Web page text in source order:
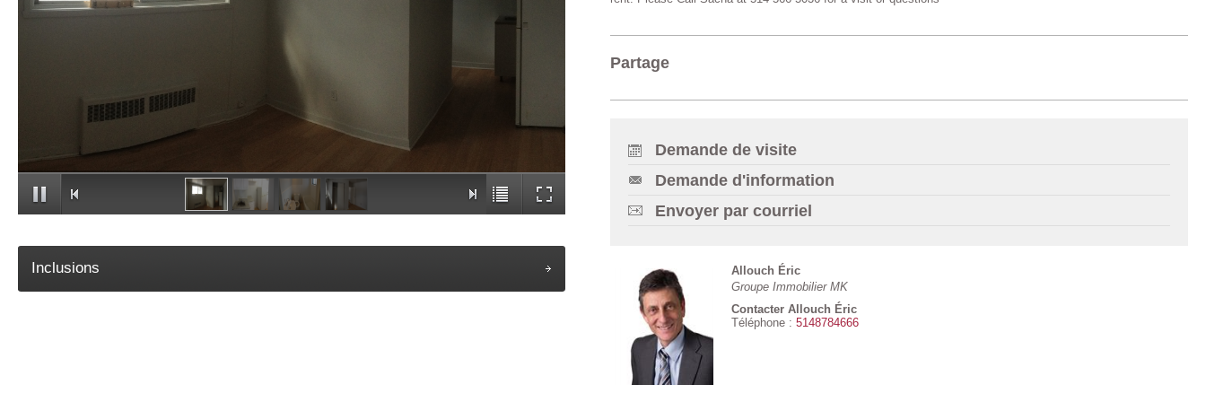
Inclusions
Partage
Demande de visite
Demande d'information
Envoyer par courriel
Allouch Éric
Groupe Immobilier MK
Contacter Allouch Éric
Téléphone : 5148784666